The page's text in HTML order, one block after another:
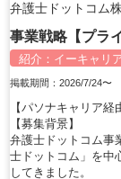
弁護士ドットコム
事業戦略【プラ
紹介： イーキャリ
掲載期間：2026/7/24〜
【パソナキャリア経
【募集背景】
弁護士ドットコム事
士ドットコム」を中
してきました。